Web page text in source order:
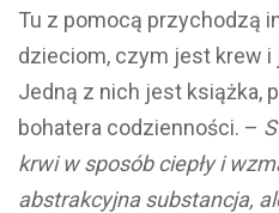
Tu z pomocą przychodzą
dzieciom, czym jest krew i
Jedną z nich jest książka,
bohatera codzienności. –
krwi w sposób ciepły i
abstrakcyjna substancja,